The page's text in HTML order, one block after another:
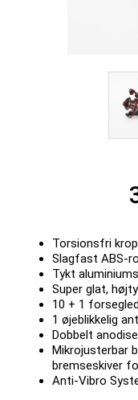
Torsionsfri krop
Slagfast ABS-
Tykt
Super glat,
10 + 1
1 øjeblikkelig
Dobbelt
Mikrojusterbar
bremseskiver
Anti-Vibro